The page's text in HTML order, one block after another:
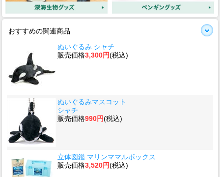
おすすめの関連商品
ぬいぐるみ シャチ
販売価格3,300円(税込)
ぬいぐるみマスコット
シャチ
販売価格990円(税込)
立体図鑑 マリンママルボックス
販売価格3,520円(税込)